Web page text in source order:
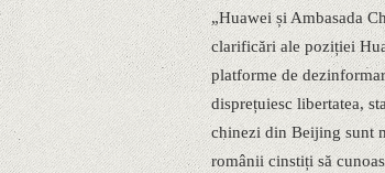
„Huawei și Ambasada
clarificări ale poziției
platforme de
disprețuiesc libertatea,
chinezi din Beijing sunt
românii cinstiți să